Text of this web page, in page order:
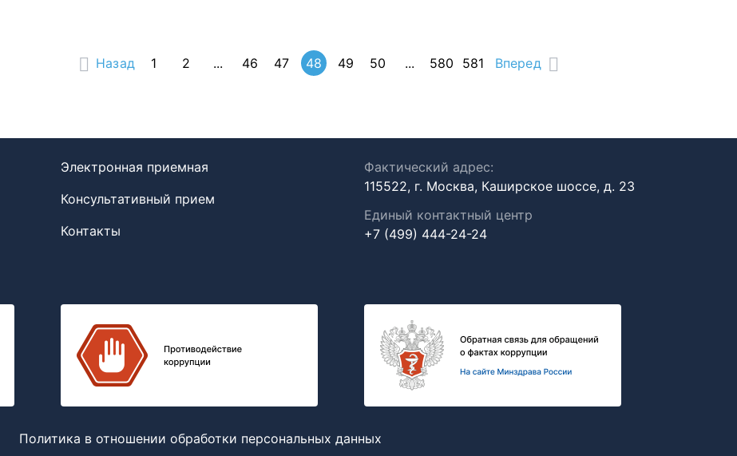
Назад 1 2 ... 46 47 48 49 50 ... 580 581 Вперед
Электронная приемная
Консультативный прием
Контакты
Фактический адрес:
115522, г. Москва, Каширское шоссе, д. 23
Единый контактный центр
+7 (499) 444-24-24
Политика в отношении обработки персональных данных